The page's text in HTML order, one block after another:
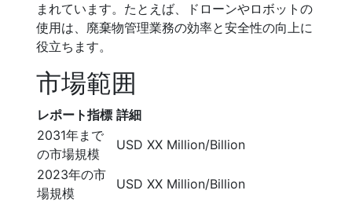
まれています。たとえば、ドローンやロボットの
使用は、廃棄物管理業務の効率と安全性の向上に
役立ちます。
市場範囲
レポート指標 詳細
2031年まで
の市場規模
USD XX Million/Billion
2023年の市
場規模
USD XX Million/Billion